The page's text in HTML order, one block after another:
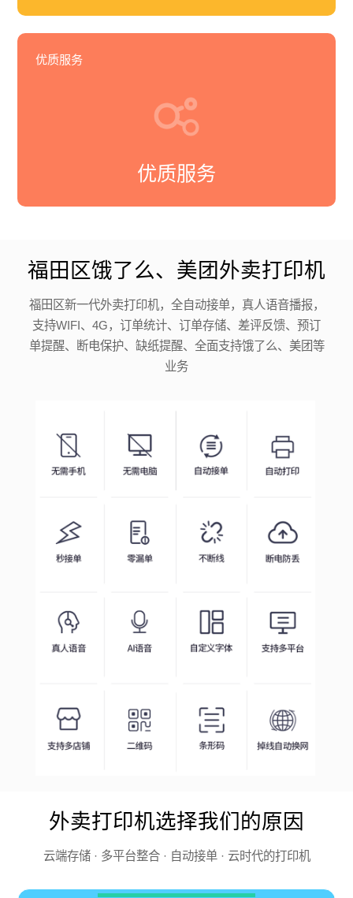
优质服务
优质服务
福田区饿了么、美团外卖打印机
福田区新一代外卖打印机，全自动接单，真人语音播报，
支持WIFI、4G，订单统计、订单存储、差评反馈、预订
单提醒、断电保护、缺纸提醒、全面支持饿了么、美团等
业务
外卖打印机选择我们的原因
云端存储 · 多平台整合 · 自动接单 · 云时代的打印机